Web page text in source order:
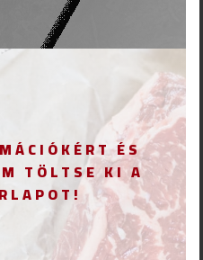
ÉS
TÖLTSE KI A